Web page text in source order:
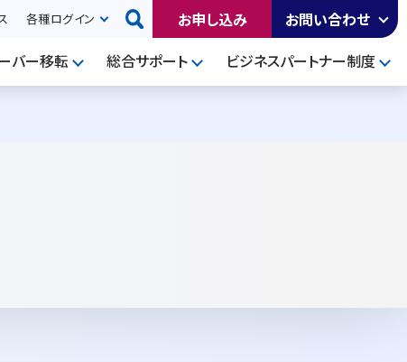
各種ログイン お申し込み
お問い合わせ
バー移転 総合サポート ビジネスパートナー制度